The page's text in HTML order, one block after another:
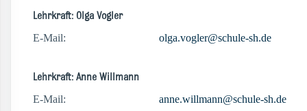
Lehrkraft: Olga Vogler
E-Mail: olga.vogler@schule-sh.de
Lehrkraft: Anne Willmann
E-Mail: anne.willmann@schule-sh.de